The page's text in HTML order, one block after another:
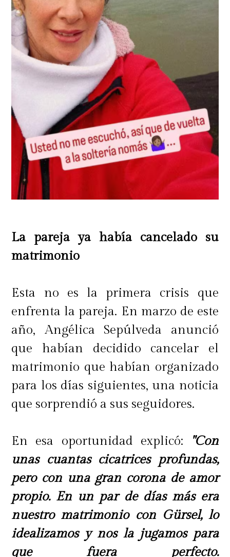
La pareja ya había cancelado su
matrimonio
Esta no es la primera crisis que
enfrenta la pareja. En marzo de este
año, Angélica Sepúlveda anunció
que habían decidido cancelar el
matrimonio que habían organizado
para los días siguientes, una noticia
que sorprendió a sus seguidores.
En esa oportunidad explicó:
"Con
unas cuantas cicatrices profundas,
pero con una gran corona de amor
propio. En un par de días más era
nuestro matrimonio con Gürsel, lo
idealizamos y nos la jugamos para
que fuera perfecto.